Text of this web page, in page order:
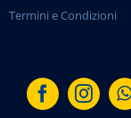
Termini e Condizioni